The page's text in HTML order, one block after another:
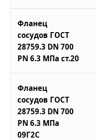
Фланец
сосудов ГОСТ
28759.3 DN 700
PN 6.3 МПа ст.20
Фланец
сосудов ГОСТ
28759.3 DN 700
PN 6.3 МПа
09Г2С